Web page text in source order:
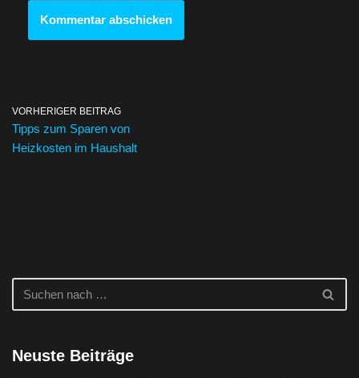
VORHERIGER BEITRAG
Tipps zum Sparen von
Heizkosten im Haushalt
Neuste Beiträge